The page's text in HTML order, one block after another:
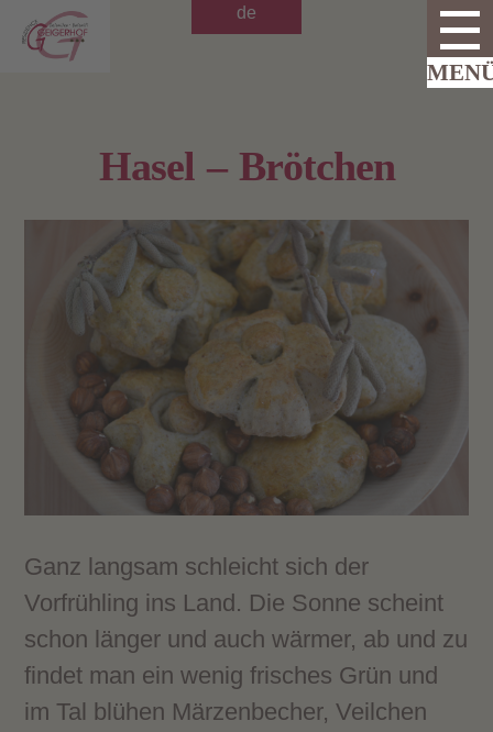
de
Hasel – Brötchen
Ganz langsam schleicht sich der
Vorfrühling ins Land. Die Sonne scheint
schon länger und auch wärmer, ab und zu
findet man ein wenig frisches Grün und
im Tal blühen Märzenbecher, Veilchen